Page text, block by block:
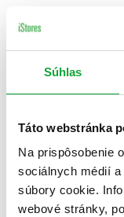
Súhlas
Táto webstránka
Na prispôsobenie
sociálnych médií
súbory cookie.
webové stránky,